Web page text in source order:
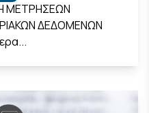
ΜΕΤΡΗΣΕΩΝ
ΔΕΔΟΜΕΝΩΝ